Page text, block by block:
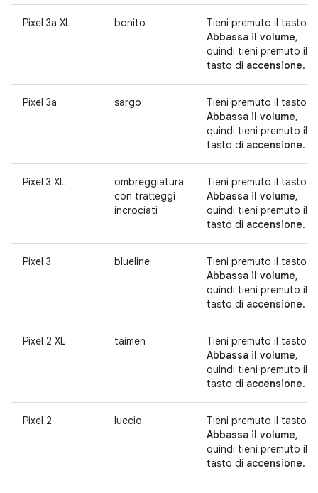
Pixel 3a XL bonito
Tieni premuto il tasto
Abbassa il volume,
quindi tieni premuto il
tasto di accensione.
Pixel 3a sargo
Tieni premuto il tasto
Abbassa il volume,
quindi tieni premuto il
tasto di accensione.
Pixel 3 XL
ombreggiatura
con tratteggi
incrociati
Tieni premuto il tasto
Abbassa il volume,
quindi tieni premuto il
tasto di accensione.
Pixel 3 blueline
Tieni premuto il tasto
Abbassa il volume,
quindi tieni premuto il
tasto di accensione.
Pixel 2 XL taimen
Tieni premuto il tasto
Abbassa il volume,
quindi tieni premuto il
tasto di accensione.
Pixel 2 luccio
Tieni premuto il tasto
Abbassa il volume,
quindi tieni premuto il
tasto di accensione.